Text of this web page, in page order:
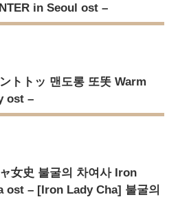
in Seoul ost –
トトッ 맨도롱 또똣 Warm
ost –
女史 불굴의 차여사 Iron
ost – [Iron Lady Cha] 불굴의